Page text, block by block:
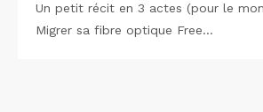
Un petit récit en 3 actes (pour le
Migrer sa fibre optique Free…